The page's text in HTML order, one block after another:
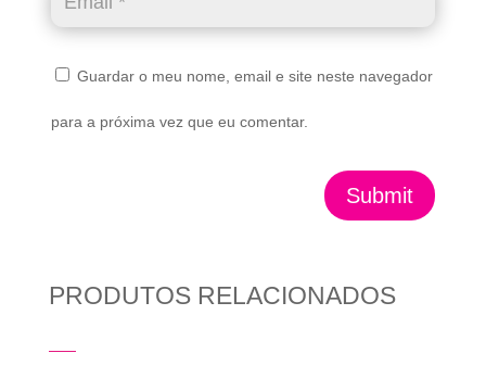
Guardar o meu nome, email e site neste navegador
para a próxima vez que eu comentar.
Submit
PRODUTOS RELACIONADOS